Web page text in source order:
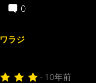
0
ワラジ
- 10年前